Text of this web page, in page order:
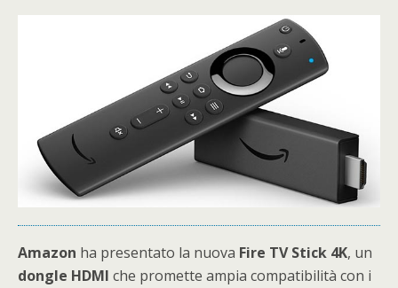
Amazon ha presentato la nuova Fire TV Stick 4K, un
dongle HDMI che promette ampia compatibilità con i